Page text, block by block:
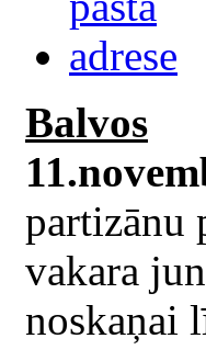
Balvos
partizānu
vakara
noskaņai